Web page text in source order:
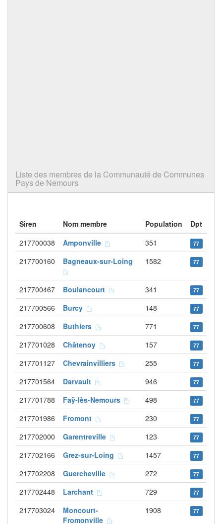
Liste des membres de la Communauté de Communes
Pays de Nemours
Siren Nom membre Population
Dpt
217700038
Amponville 351 77
217700160 Bagneaux-sur-Loing 1582 77
217700467 Boulancourt 341 77
217700566 Burcy 148 77
217700608 Buthiers 771 77
217701028 Châtenoy 157 77
217701127 Chevrainvilliers 255 77
217701564 Darvault 946 77
217701788 Faÿ-lès-Nemours 498 77
217701986 Fromont 230 77
217702000 Garentreville 123 77
217702166 Grez-sur-Loing 1457 77
217702208 Guercheville 272 77
217702448 Larchant 729 77
217703024
Moncourt-
Fromonville
1908 77